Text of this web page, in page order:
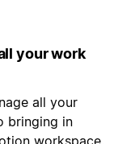
your work
all your
bringing in